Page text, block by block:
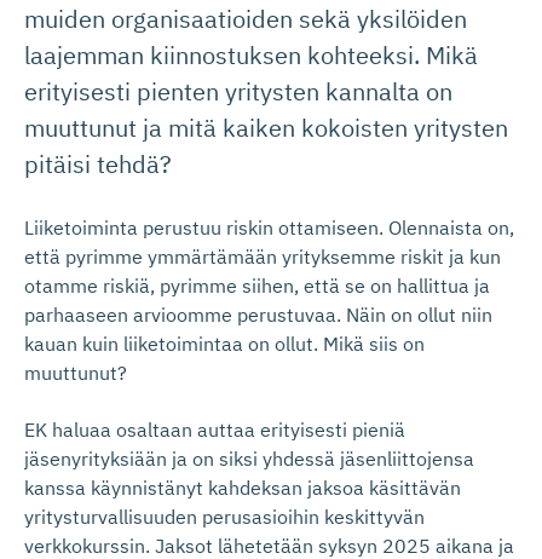
muiden organisaatioiden sekä yksilöiden
laajemman kiinnostuksen kohteeksi. Mikä
erityisesti pienten yritysten kannalta on
muuttunut ja mitä kaiken kokoisten yritysten
pitäisi tehdä?
Liiketoiminta perustuu riskin ottamiseen. Olennaista on,
että pyrimme ymmärtämään yrityksemme riskit ja kun
otamme riskiä, pyrimme siihen, että se on hallittua ja
parhaaseen arvioomme perustuvaa. Näin on ollut niin
kauan kuin liiketoimintaa on ollut. Mikä siis on
muuttunut?
EK haluaa osaltaan auttaa erityisesti pieniä
jäsenyrityksiään ja on siksi yhdessä jäsenliittojensa
kanssa käynnistänyt kahdeksan jaksoa käsittävän
yritysturvallisuuden perusasioihin keskittyvän
verkkokurssin. Jaksot lähetetään syksyn 2025 aikana ja